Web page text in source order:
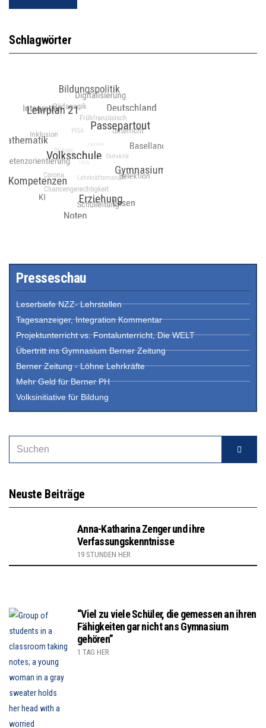
Schlagwörter
Presseschau
Leserbiefe NZZ- Lehrstellen
Tagesanzeiger, Integration Kommentar
Projektunterricht vs. Fontalunterricht, Die WELT
Übertritt ins Gymnasium Berner Zeitung
Berner Zeitung - Löhne Lehrkräfte
Mehr Geld für Berner PH
Volksinitiative für Bildung
Neuste Beiträge
Anna-Katharina Zenger und ihre
Verfassungskenntnisse
19 STUNDEN HER
“Viel zu viele Schüler, die gemessen an ihren
Fähigkeiten gar nicht ans Gymnasium
gehören”
1 TAG HER